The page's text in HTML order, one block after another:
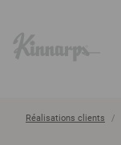
Réalisations clients